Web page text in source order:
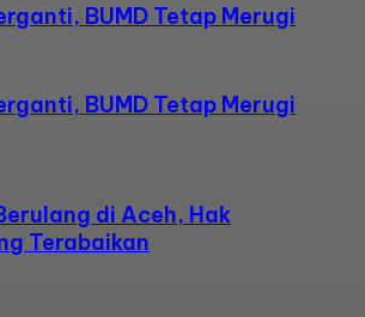
BUMD Tetap Merugi
BUMD Tetap Merugi
di Aceh, Hak
Terabaikan